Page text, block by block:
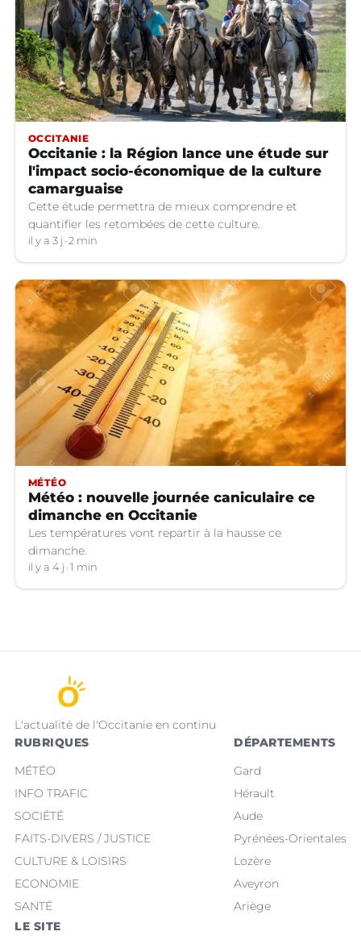
OCCITANIE
Occitanie : la Région lance une étude sur
l'impact socio-économique de la culture
camarguaise
Cette étude permettra de mieux comprendre et
quantifier les retombées de cette culture.
il y a 3 j 2 min
MÉTÉO
Météo : nouvelle journée caniculaire ce
dimanche en Occitanie
Les températures vont repartir à la hausse ce
dimanche.
il y a 4 j 1 min
L'actualité de l'Occitanie en continu
RUBRIQUES
MÉTÉO
INFO TRAFIC
SOCIÉTÉ
FAITS-DIVERS / JUSTICE
CULTURE & LOISIRS
ECONOMIE
SANTÉ
DÉPARTEMENTS
Gard
Hérault
Aude
Pyrénées-Orientales
Lozère
Aveyron
Ariège
LE SITE